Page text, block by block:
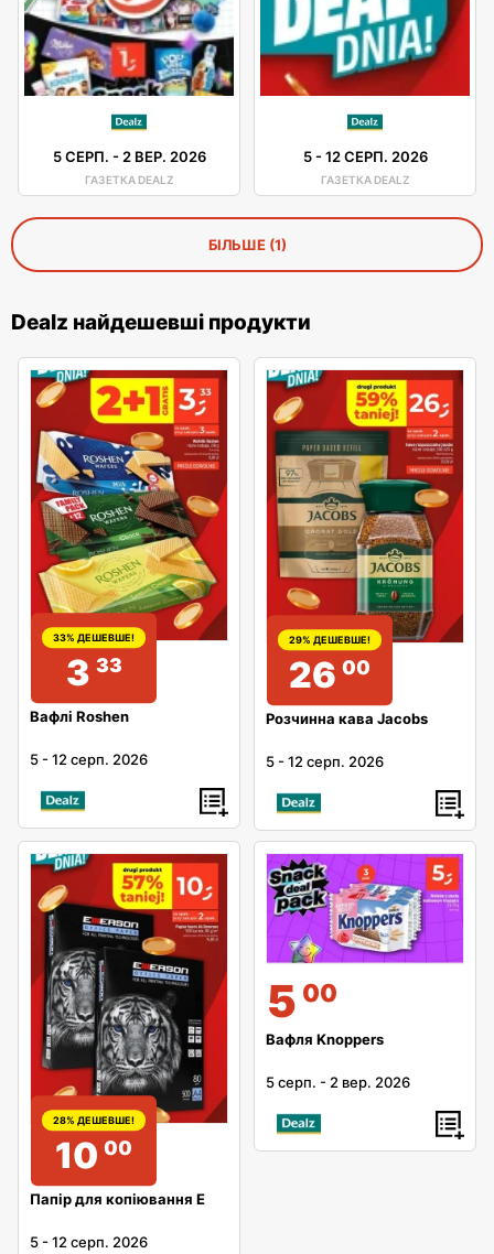
5 СЕРП. -2 ВЕР. 2026
ГАЗЕТКА DEALZ
5-12 СЕРП. 2026
ГАЗЕТКА DEALZ
БІЛЬШЕ (1)
Dealz найдешевші продукти
33% ДЕШЕВШЕ!
3 33
Вафлі Roshen
5 -12 серп. 2026
29% ДЕШЕВШЕ!
26 00
Розчинна кава Jacobs
5 -12 серп. 2026
28% ДЕШЕВШЕ!
10 00
Папір для копіювання E
5 -12 серп. 2026
5 00
Вафля Knoppers
5 серп. - 2 вер. 2026